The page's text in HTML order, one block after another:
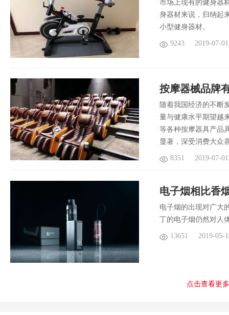
市场上现有的健身器
身器材来说，归纳起
小型健身器材。
9243 2019-07-01
按摩器械品牌
随着我国经济的不断
量与健康水平期望越
等各种按摩器具产品
显著，深受消费大众
8351 2019-07-01
电子烟相比香
电子烟的出现对广大
丁的电子烟仍然对人
13651 2019-05-
点击查看更